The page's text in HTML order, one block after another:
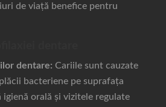
de viață benefice pentru
dentare: Cariile sunt cauzate
bacteriene pe suprafața
orală și vizitele regulate